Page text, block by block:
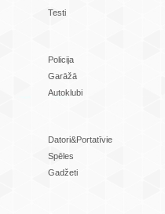
Testi
Policija
Garāžā
Autoklubi
Datori&Portatīvie
Spēles
Gadžeti